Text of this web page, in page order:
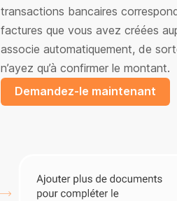
transactions bancaires
factures que vous avez créées
associe automatiquement, de
n’ayez qu’à confirmer le montant.
Demandez-le maintenant